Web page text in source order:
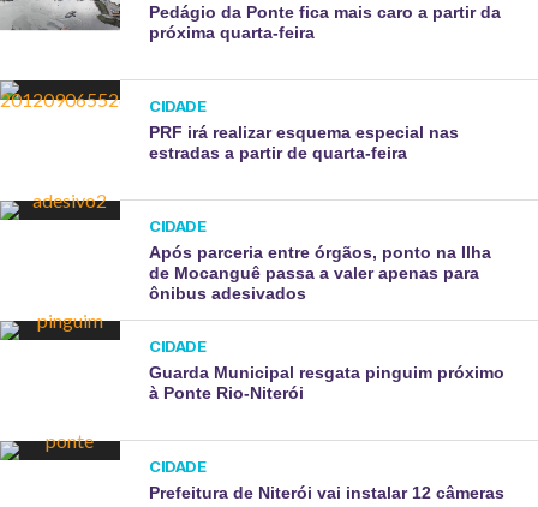
Pedágio da Ponte fica mais caro a partir da
próxima quarta-feira
CIDADE
PRF irá realizar esquema especial nas
estradas a partir de quarta-feira
CIDADE
Após parceria entre órgãos, ponto na Ilha
de Mocanguê passa a valer apenas para
ônibus adesivados
CIDADE
Guarda Municipal resgata pinguim próximo
à Ponte Rio-Niterói
CIDADE
Prefeitura de Niterói vai instalar 12 câmeras